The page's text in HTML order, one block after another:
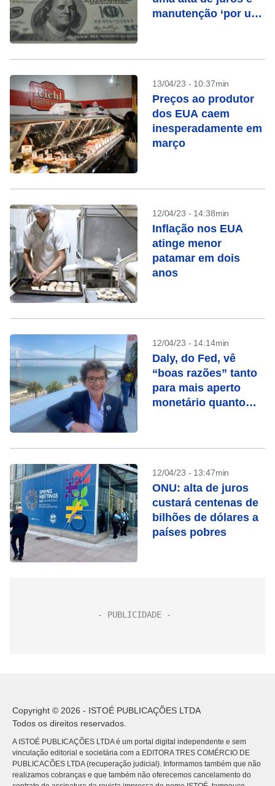
manutenção ‘por um
13/04/23 - 10:37min
Preços ao produtor
dos EUA caem
inesperadamente em
março
12/04/23 - 14:38min
Inflação nos EUA
atinge menor
patamar em dois
anos
12/04/23 - 14:14min
Daly, do Fed, vê
“boas razões” tanto
para mais aperto
monetário quanto
12/04/23 - 13:47min
ONU: alta de juros
custará centenas de
bilhões de dólares a
países pobres
Copyright © 2026 - ISTOÉ PUBLICAÇÕES LTDA
Todos os direitos reservados.
A ISTOÉ PUBLICAÇÕES LTDA é um portal digital independente e sem
vinculação editorial e societária com a EDITORA TRES COMÉRCIO DE
PUBLICACÕES LTDA (recuperação judicial). Informamos também que não
realizamos cobranças e que também não oferecemos cancelamento do